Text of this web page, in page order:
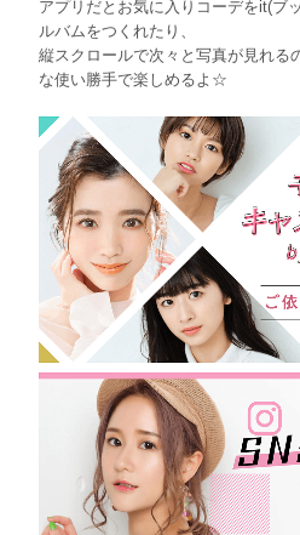
アプリだとお気に入りコーデをit(ブ
ルバムをつくれたり、
縦スクロールで次々と写真が見れる
な使い勝手で楽しめるよ☆